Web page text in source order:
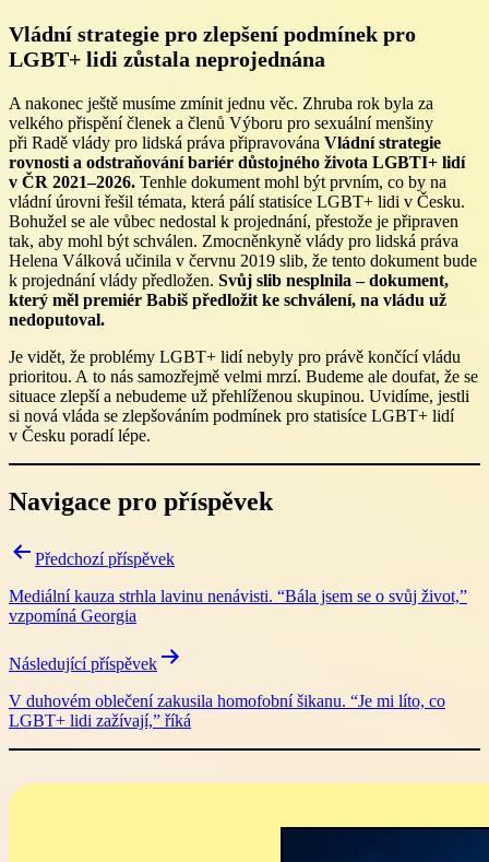
Vládní strategie pro zlepšení podmínek pro
LGBT+ lidi zůstala neprojednána
A nakonec ještě musíme zmínit jednu věc. Zhruba rok byla za
velkého přispění členek a členů Výboru pro sexuální menšiny
při Radě vlády pro lidská práva připravována Vládní strategie
rovnosti a odstraňování bariér důstojného života LGBTI+ lidí
v ČR 2021–2026. Tenhle dokument mohl být prvním, co by na
vládní úrovni řešil témata, která pálí statisíce LGBT+ lidi v Česku.
Bohužel se ale vůbec nedostal k projednání, přestože je připraven
tak, aby mohl být schválen. Zmocněnkyně vlády pro lidská práva
Helena Válková učinila v červnu 2019 slib, že tento dokument bude
k projednání vlády předložen. Svůj slib nesplnila – dokument,
který měl premiér Babiš předložit ke schválení, na vládu už
nedoputoval.
Je vidět, že problémy LGBT+ lidí nebyly pro právě končící vládu
prioritou. A to nás samozřejmě velmi mrzí. Budeme ale doufat, že se
situace zlepší a nebudeme už přehlíženou skupinou. Uvidíme, jestli
si nová vláda se zlepšováním podmínek pro statisíce LGBT+ lidí
v Česku poradí lépe.
Navigace pro příspěvek
Předchozí příspěvek
Mediální kauza strhla lavinu nenávisti. “Bála jsem se o svůj život,”
vzpomíná Georgia
Následující příspěvek
V duhovém oblečení zakusila homofobní šikanu. “Je mi líto, co
LGBT+ lidi zažívají,” říká